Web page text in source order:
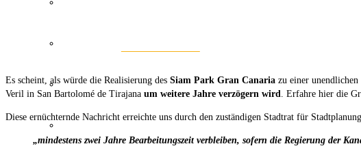
Immobilien Kanaren
Es scheint, als würde die Realisierung des Siam Park Gran Canaria zu einer
Veril in San Bartolomé de Tirajana um weitere Jahre verzögern wird . Erfahre hier die
Diese ernüchternde Nachricht erreichte uns durch den zuständigen Stadtrat für
„mindestens zwei Jahre Bearbeitungszeit verbleiben, sofern die Regierung der